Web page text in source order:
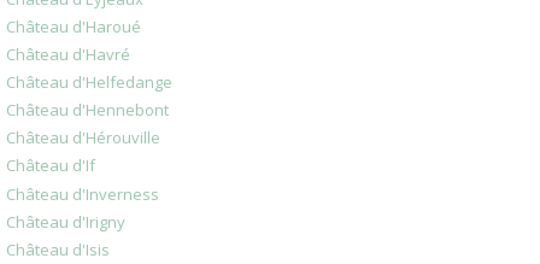
Château d'Haroué
Château d'Havré
Château d'Helfedange
Château d'Hennebont
Château d'Hérouville
Château d'If
Château d'Inverness
Château d'Irigny
Château d'Isis